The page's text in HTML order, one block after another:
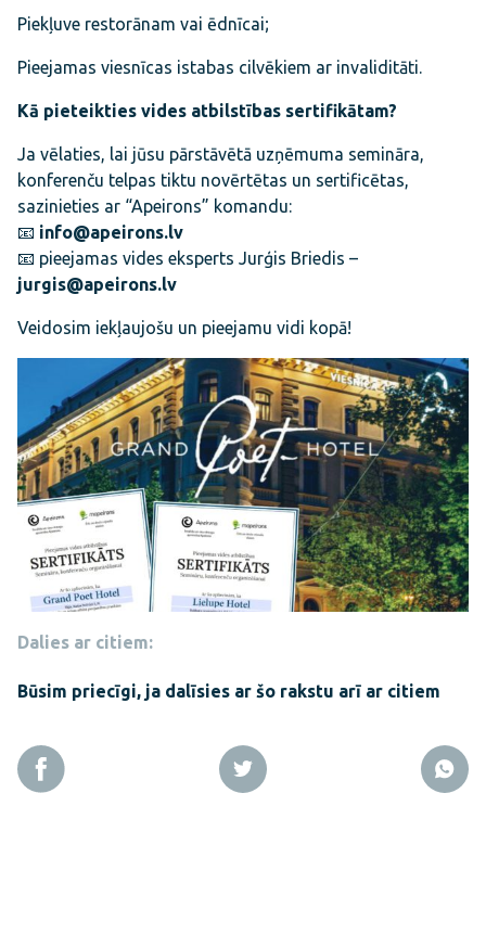
Piekļuve restorānam vai ēdnīcai;
Pieejamas viesnīcas istabas cilvēkiem ar invaliditāti.
Kā pieteikties vides atbilstības sertifikātam?
Ja vēlaties, lai jūsu pārstāvētā uzņēmuma semināra,
konferenču telpas tiktu novērtētas un sertificētas,
sazinieties ar “Apeirons” komandu:
📧 info@apeirons.lv
📧 pieejamas vides eksperts Jurģis Briedis –
jurgis@apeirons.lv
Veidosim iekļaujošu un pieejamu vidi kopā!
Dalies ar citiem:
Būsim priecīgi, ja dalīsies ar šo rakstu arī ar citiem